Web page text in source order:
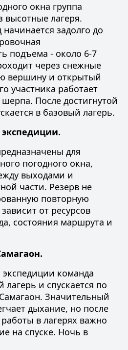
окна группа
высотные лагеря.
задолго до
подъема - около 6-7
через снежные
вершину и открытый
участника работает
После достигнутой
в базовый лагерь.
экспедиции.
для
погодного окна,
выходами и
части. Резерв не
повторную
от ресурсов
состояния маршрута и
команда
лагерь и спускается по
Значительный
дыхание, но после
в лагерях важно
на спуске. Ночь в